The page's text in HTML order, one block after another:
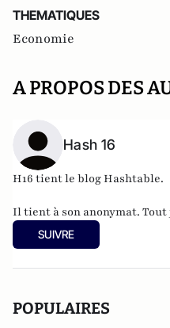
THEMATIQUES
Economie
A PROPOS DES
Hash 16
H16 tient le blogHashtable.
Il tient à son anonymat. Tout
informaticien à l'humour
travaille pour
"une grosse
SUIVRE
POPULAIRES